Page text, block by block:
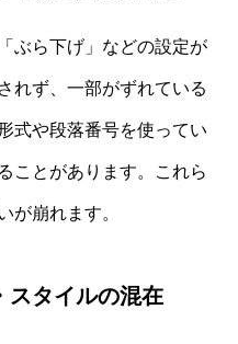
ぶら下げ」などの設定が
れず、一部がずれている
式や段落番号を使ってい
ことがあります。これら
が崩れます。
スタイルの混在